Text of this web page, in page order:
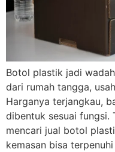
Botol plastik jadi
dari rumah tangga,
Harganya terjangkau,
dibentuk sesuai fungsi.
mencari jual botol
kemasan bisa